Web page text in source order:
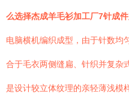
么选择杰成羊毛衫加工厂7针成件
电脑横机编织成型，由于针数均
合于毛衣两侧缝扁、针织并复杂
是设计较立体纹理的亲轻薄浅模